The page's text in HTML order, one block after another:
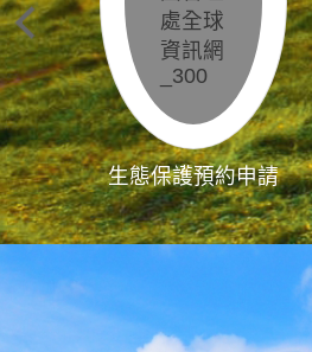
生態保護預約申請